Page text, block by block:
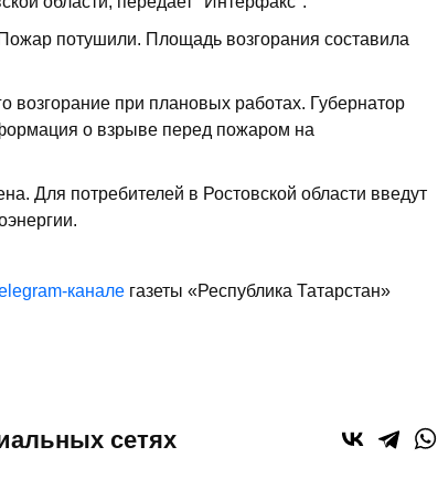
потушили. Площадь возгорания составила
возгорание при плановых работах. Губернатор
о взрыве перед пожаром на
Для потребителей в Ростовской области введут
канале газеты «Республика Татарстан»
сетях